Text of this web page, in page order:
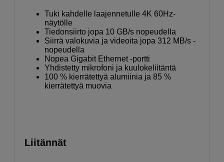
Tuki kahdelle laajennetulle 4K 60Hz-
näytölle
Tiedonsiirto jopa 10 GB/s nopeudella
Siirrä valokuvia ja videoita jopa 312 MB/s -
nopeudella
Nopea Gigabit Ethernet -portti
Yhdistetty mikrofoni ja kuulokeliitäntä
100 % kierrätettyä alumiinia ja 85 %
kierrätettyä muovia
Liitännät